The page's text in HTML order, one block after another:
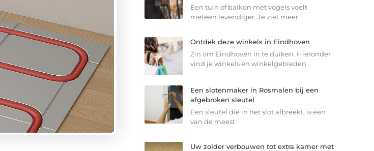
Een tuin of balkon met vogels voelt
meteen levendiger. Je ziet meer
Ontdek deze winkels in Eindhoven
Zin om Eindhoven in te duiken. Hieronder
vind je winkels en winkelgebieden
Een slotenmaker in Rosmalen bij een
afgebroken sleutel
Een sleutel die in het slot afbreekt, is een
van de meest
Uw zolder verbouwen tot extra kamer met